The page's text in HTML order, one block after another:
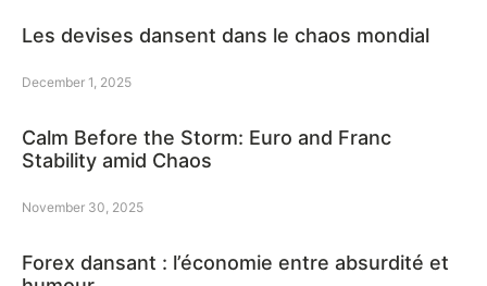
Les devises dansent dans le chaos mondial
December 1, 2025
Calm Before the Storm: Euro and Franc
Stability amid Chaos
November 30, 2025
Forex dansant : l’économie entre absurdité et